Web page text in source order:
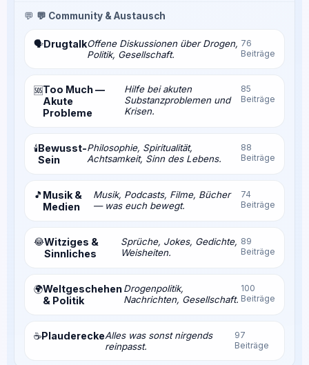
💬 💬 Community & Austausch
🗣️DrugtalkOffene Diskussionen über Drogen,
Politik, Gesellschaft.
76
Beiträge
🆘Too Much —
Akute
Probleme
Hilfe bei akuten
Substanzproblemen und
Krisen.
85
Beiträge
🕯️Bewusst-
Sein
Philosophie, Spiritualität,
Achtsamkeit, Sinn des Lebens.
88
Beiträge
🎵 Musik &
Medien
Musik, Podcasts, Filme, Bücher
— was euch bewegt.
74
Beiträge
😂Witziges &
Sinnliches
Sprüche, Jokes, Gedichte,
Weisheiten.
89
Beiträge
🌍Weltgeschehen
& Politik
Drogenpolitik,
Nachrichten, Gesellschaft.
100
Beiträge
☕PlaudereckeAlles was sonst nirgends
reinpasst.
97
Beiträge